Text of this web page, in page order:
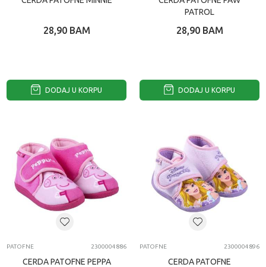
28,90 BAM
DODAJ U KORPU
PATROL
28,90 BAM
DODAJ U KORPU
PATOFNE 2300004886
CERDA PATOFNE PEPPA
PATOFNE 2300004896
CERDA PATOFNE